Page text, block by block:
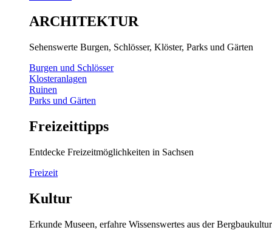
ARCHITEKTUR
Sehenswerte Burgen, Schlösser, Klöster, Parks und Gärten
Burgen und Schlösser
Klosteranlagen
Ruinen
Parks und Gärten
Freizeittipps
Entdecke Freizeitmöglichkeiten in Sachsen
Freizeit
Kultur
Erkunde Museen, erfahre Wissenswertes aus der